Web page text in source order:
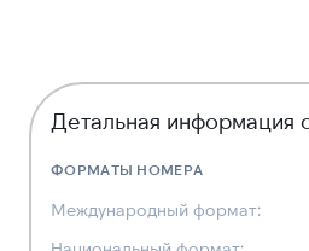
Детальная информация
ФОРМАТЫ НОМЕРА
Международный формат: